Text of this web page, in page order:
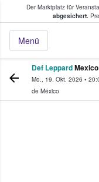
Der Marktplatz für
abgesichert.
Menü
Tickets
Def Leppard
Mo., 19. Okt. 2026 •
de México